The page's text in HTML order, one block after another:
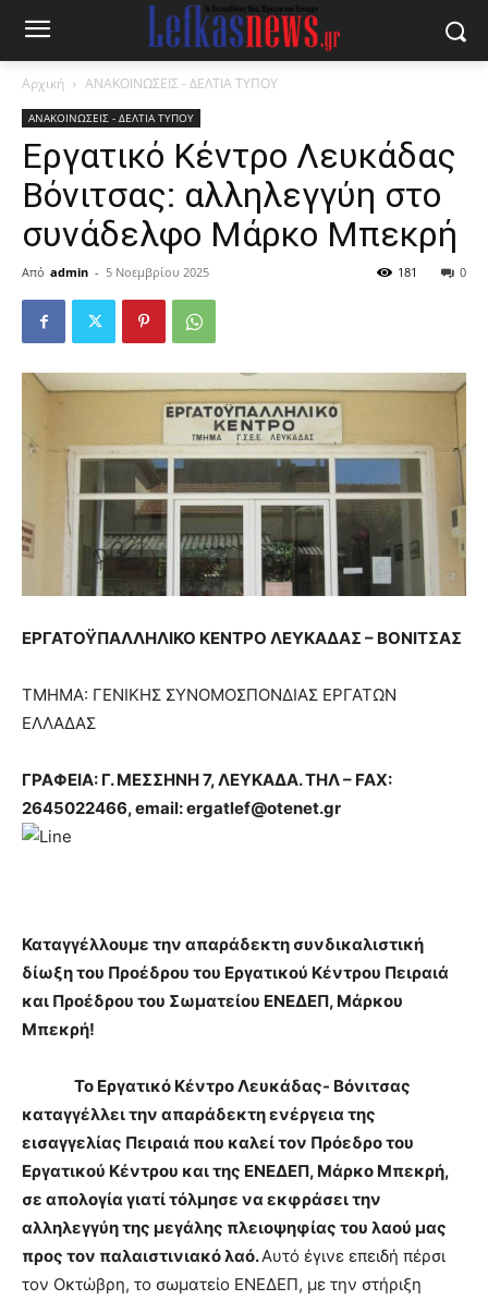
Αρχική ΑΝΑΚΟΙΝΩΣΕΙΣ - ΔΕΛΤΙΑ ΤΥΠΟΥ
ΑΝΑΚΟΙΝΩΣΕΙΣ - ΔΕΛΤΙΑ ΤΥΠΟΥ
Εργατικό Κέντρο Λευκάδας
Βόνιτσας: αλληλεγγύη στο
συνάδελφο Μάρκο Μπεκρή
Από admin - 5 Νοεμβρίου 2025 0
181
ΕΡΓΑΤΟΫΠΑΛΛΗΛΙΚΟ ΚΕΝΤΡΟ ΛΕΥΚΑΔΑΣ – ΒΟΝΙΤΣΑΣ
ΤΜΗΜΑ: ΓΕΝΙΚΗΣ ΣΥΝΟΜΟΣΠΟΝΔΙΑΣ ΕΡΓΑΤΩΝ
ΕΛΛΑΔΑΣ
ΓΡΑΦΕΙΑ: Γ. ΜΕΣΣΗΝΗ 7, ΛΕΥΚΑΔΑ. ΤΗΛ – FAX:
2645022466,email:ergatlef@otenet.gr
Καταγγέλλουμε την απαράδεκτη συνδικαλιστική
δίωξη του Προέδρου του Εργατικού Κέντρου Πειραιά
και Προέδρου του Σωματείου ΕΝΕΔΕΠ, Μάρκου
Μπεκρή!
Το Εργατικό Κέντρο Λευκάδας- Βόνιτσας
καταγγέλλει την απαράδεκτη ενέργεια της
εισαγγελίας Πειραιά που καλεί τον Πρόεδρο του
Εργατικού Κέντρου και της ΕΝΕΔΕΠ, Μάρκο Μπεκρή,
σε απολογία γιατί τόλμησε να εκφράσει την
αλληλεγγύη της μεγάλης πλειοψηφίας του λαού μας
προς τον παλαιστινιακό λαό.Αυτό έγινε επειδή πέρσι
τον Οκτώβρη, το σωματείο ΕΝΕΔΕΠ, με την στήριξη